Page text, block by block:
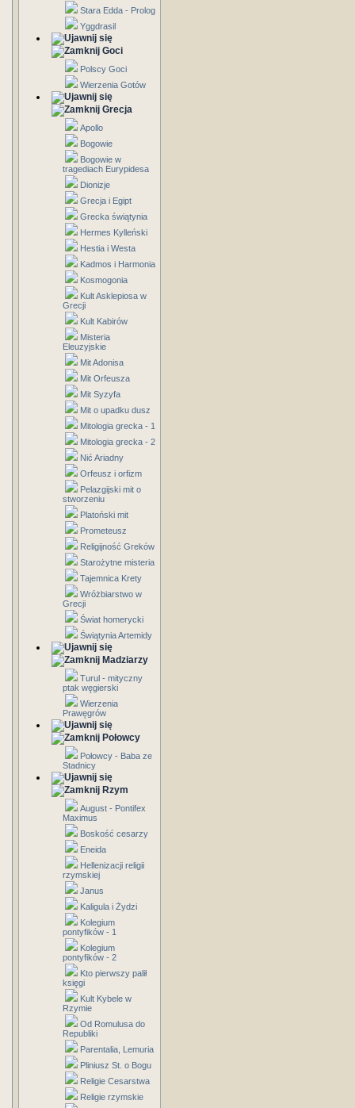
Stara Edda - Prolog
Yggdrasil
Goci
Polscy Goci
Wierzenia Gotów
Grecja
Apollo
Bogowie
Bogowie w
tragediach Eurypidesa
Dionizje
Grecja i Egipt
Grecka świątynia
Hermes Kylleński
Hestia i Westa
Kadmos i Harmonia
Kosmogonia
Kult Asklepiosa w
Grecji
Kult Kabirów
Misteria
Eleuzyjskie
Mit Adonisa
Mit Orfeusza
Mit Syzyfa
Mit o upadku dusz
Mitologia grecka - 1
Mitologia grecka - 2
Nić Ariadny
Orfeusz i orfizm
Pelazgijski mit o
stworzeniu
Platoński mit
Prometeusz
Religijność Greków
Starożytne misteria
Tajemnica Krety
Wróżbiarstwo w
Grecji
Świat homerycki
Świątynia Artemidy
Madziarzy
Turul - mityczny
ptak węgierski
Wierzenia
Prawęgrów
Połowcy
Połowcy - Baba ze
Stadnicy
Rzym
August - Pontifex
Maximus
Boskość cesarzy
Eneida
Hellenizacji religii
rzymskiej
Janus
Kaligula i Żydzi
Kolegium
pontyfików - 1
Kolegium
pontyfików - 2
Kto pierwszy palił
księgi
Kult Kybele w
Rzymie
Od Romulusa do
Republiki
Parentalia, Lemuria
Pliniusz St. o Bogu
Religie Cesarstwa
Religie rzymskie